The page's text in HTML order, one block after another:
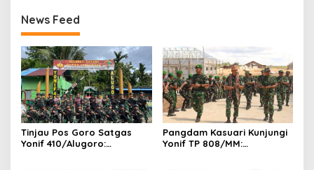
News Feed
Tinjau Pos Goro Satgas
Yonif 410/Alugoro:
Pangdam Kasuari Kunjungi
Yonif TP 808/MM: